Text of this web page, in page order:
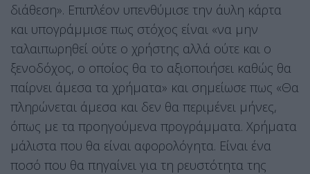
διάθεση». Επιπλέον υπενθύμισε την άυλη κάρτα
και υπογράμμισε πως στόχος είναι «να μην
ταλαιπωρηθεί ούτε ο χρήστης αλλά ούτε και ο
ξενοδόχος, ο οποίος θα το αξιοποιήσει καθώς θα
παίρνει άμεσα τα χρήματα» και σημείωσε πως «Θα
πληρώνεται άμεσα και δεν θα περιμένει μήνες,
όπως με τα προηγούμενα προγράμματα. Χρήματα
μάλιστα που θα είναι αφορολόγητα. Είναι ένα
ποσό που θα πηγαίνει για τη ρευστότητα της